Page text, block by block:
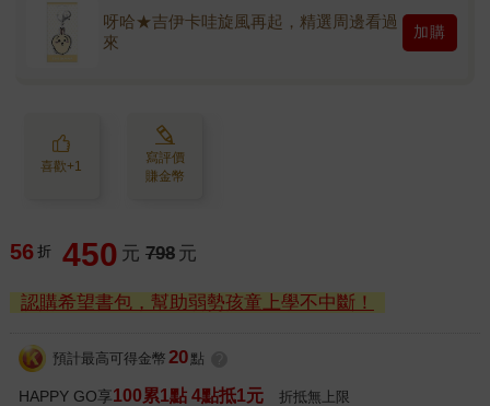
呀哈★吉伊卡哇旋風再起，精選周邊看過
來
加購
喜歡+1
寫評價
賺金幣
56 折 450 元 798 元
認購希望書包，幫助弱勢孩童上學不中斷！
預計最高可得金幣 20 點
HAPPY GO享100累1點 4點抵1元 折抵無上限